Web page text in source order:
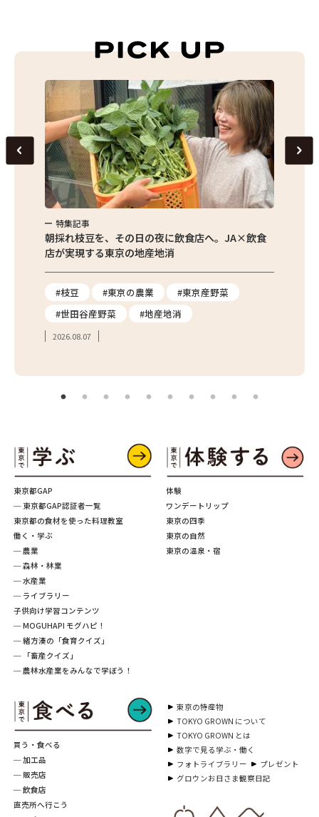
特集記事
朝採れ枝豆を、その日の夜に飲食店へ。JA×飲食
店が実現する東京の地産地消
#枝豆 #東京の農業
#東京産野菜
#世田谷産野菜
#地産地消
2026.08.07
東京都GAP
─ 東京都GAP認証者一覧
東京都の食材を使った料理教室
働く・学ぶ
─ 農業
─ 森林・林業
─ 水産業
─ ライブラリー
子供向け学習コンテンツ
─ MOGUHAPI モグハピ！
─ 緒方湊の「食育クイズ」
─ 「畜産クイズ」
─ 農林水産業をみんなで学ぼう！
買う・食べる
─ 加工品
─ 販売店
─ 飲食店
直売所へ行こう
体験
ワンデートリップ
東京の四季
東京の自然
東京の温泉・宿
東京の特産物
TOKYO GROWN について
TOKYO GROWN とは
数字で見る学ぶ・働く
フォトライブラリー
プレゼント
グロウンお日さま観察日記